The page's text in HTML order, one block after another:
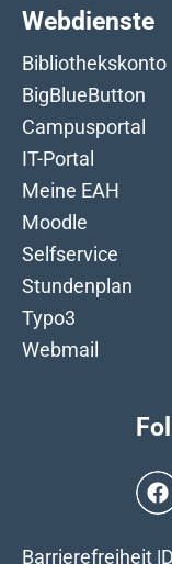
Webdienste
Bibliothekskonto
BigBlueButton
Campusportal
IT-Portal
Meine EAH
Moodle
Selfservice
Stundenplan
Typo3
Webmail
Barrierefreiheit |